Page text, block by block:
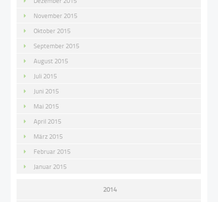
November 2015
Oktober 2015
September 2015
August 2015
Juli 2015
Juni 2015
Mai 2015
April 2015
März 2015
Februar 2015
Januar 2015
2014